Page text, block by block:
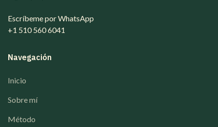
Escríbeme por WhatsApp
+1 510 560 6041
Navegación
Inicio
Sobre mí
Método